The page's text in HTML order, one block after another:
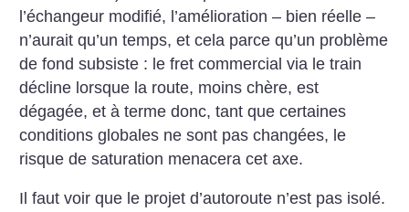
l’échangeur modifié, l’amélioration – bien réelle –
n’aurait qu’un temps, et cela parce qu’un problème
de fond subsiste : le fret commercial via le train
décline lorsque la route, moins chère, est
dégagée, et à terme donc, tant que certaines
conditions globales ne sont pas changées, le
risque de saturation menacera cet axe.
Il faut voir que le projet d’autoroute n’est pas isolé.